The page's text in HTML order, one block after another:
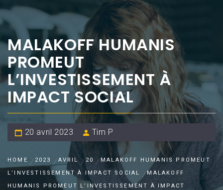
MALAKOFF HUMANIS
PROMEUT
L’INVESTISSEMENT À
IMPACT SOCIAL
20 avril 2023 Tim P
HOME 2023 AVRIL 20
MALAKOFF HUMANIS PROMEUT
L’INVESTISSEMENT À IMPACT SOCIAL
MALAKOFF
HUMANIS PROMEUT L’INVESTISSEMENT À IMPACT